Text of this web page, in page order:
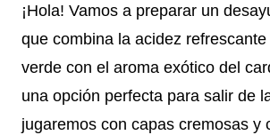
¡Hola! Vamos a preparar un
que combina la acidez
verde con el aroma exótico del
una opción perfecta para salir de
jugaremos con capas cremosas y